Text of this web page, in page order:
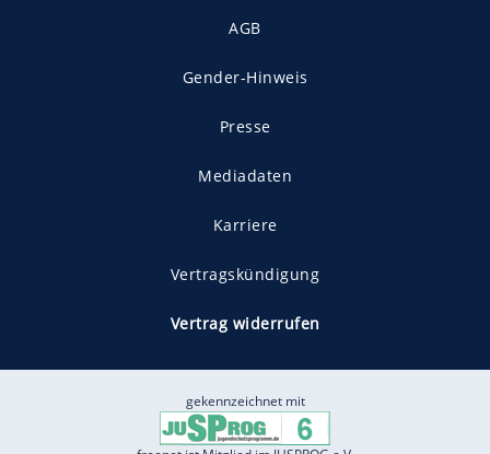
AGB
Gender-Hinweis
Presse
Mediadaten
Karriere
Vertragskündigung
Vertrag widerrufen
gekennzeichnet mit